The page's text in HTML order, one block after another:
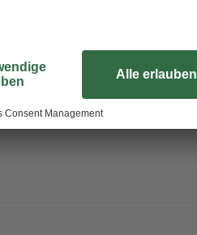
Mit dem Leinwandbild "Fresh &
Einrichtung stilvoll ab und verleihen
Blüten passen harmonisch auf den
Hintergrund optimal in das Motiv
auf das Bild abgestimmt und sichert